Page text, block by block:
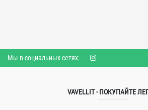
Мы в социальных сетях:
VAVELLIT - ПОКУПАЙТЕ